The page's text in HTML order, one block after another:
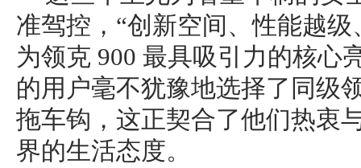
准驾控，“创新空间、性能越
为领克 900 最具吸引力的核心
的用户毫不犹豫地选择了同级
拖车钩，这正契合了他们热衷
界的生活态度。